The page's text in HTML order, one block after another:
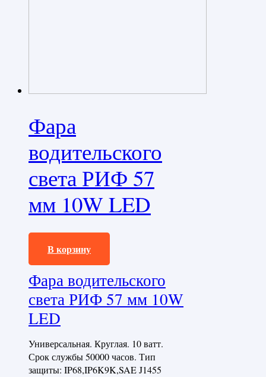
Фара
водительского
света РИФ 57
мм 10W LED
1740,0₽
В корзину
Фара водительского
света РИФ 57 мм 10W
LED
Универсальная. Круглая. 10 ватт.
Срок службы 50000 часов. Тип
защиты: IP68,IP6K9K,SAE J1455